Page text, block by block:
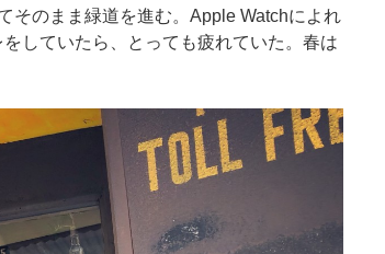
そのまま緑道を進む。Apple Watchによれ
していたら、とっても疲れていた。春は